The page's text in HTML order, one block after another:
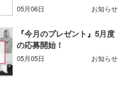
05月06日 お知らせ
『今月のプレゼント』5月度
の応募開始！
05月05日 お知らせ